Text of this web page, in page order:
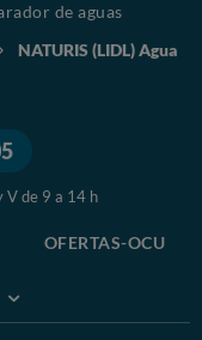
de aguas
NATURIS (LIDL) Agua
V de 9 a 14 h
OFERTAS-OCU